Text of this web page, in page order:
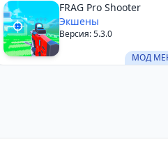
МОД
FRAG Pro Shooter
Экшены
Версия: 5.3.0